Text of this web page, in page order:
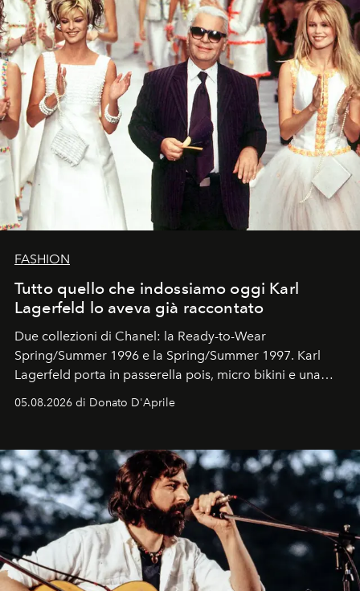
FASHION
Tutto quello che indossiamo oggi Karl
Lagerfeld lo aveva già raccontato
Due collezioni di Chanel: la Ready-to-Wear
Spring/Summer 1996 e la Spring/Summer 1997. Karl
Lagerfeld porta in passerella pois, micro bikini e una
Kate, Claudia e Carla una dietro l'altra. Trent'anni dopo,
uno dei documenti più contemporanei che abbiamo.
05.08.2026 di Donato D'Aprile